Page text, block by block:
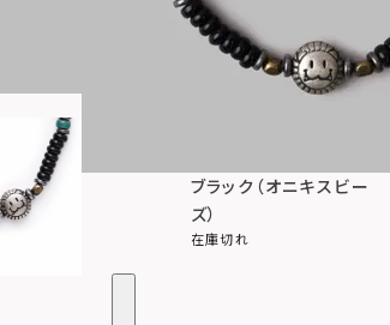
ブラック（オニキスビー
ズ）
在庫切れ